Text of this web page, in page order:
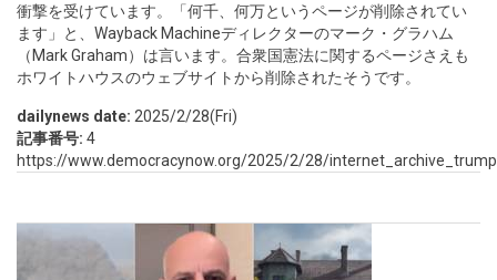
衝撃を受けています。「何千、何万というページが削除されてい
ます」と、Wayback Machineディレクターのマーク・グラハム
（Mark Graham）は言います。合衆国憲法に関するページさえも
ホワイトハウスのウェブサイトから削除されたそうです。
dailynews date: 2025/2/28(Fri)
記事番号: 4
https://www.democracynow.org/2025/2/28/